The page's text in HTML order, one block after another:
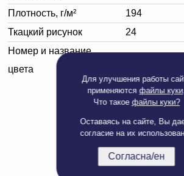
Для улучшения работы
применяютсяфайлы куки
Что такое файлы куки?
Оставаясь на сайте, Вы
согласие на их
Согласна/ен
Плотность, г/м²
194
Ткацкий рисунок
24
Номер и название
цвета
Полная версия сайта